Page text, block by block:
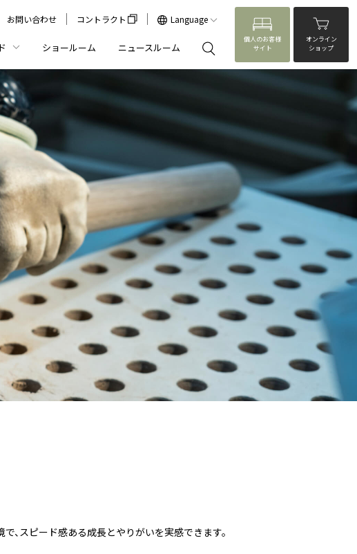
お問い合わせ コントラクト Language
暮らしに寄り添うカリモク家具
ペットとの暮らしを楽しむ
新しい2人の生活に
自分の暮らしを楽しむ
子どもの成長とともに
ゆとりあるシニアライフに向け
て
く未来
を拓く
番」
ZU46モデル
SOLID BOARD
THE FIRST
キャストールチェア
ボナシェルタ
ショールーム ニュースルーム
個人のお客様
サイト
オンライン
ショップ
、スピード感ある成長とやりがいを実感できます。